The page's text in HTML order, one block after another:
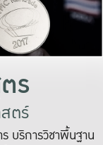
เปลี่ยนแปลง แล
เพื่อทำง
ระบบสารสนเทศ
ร
ตร์
บริการวิชาพื้นฐาน